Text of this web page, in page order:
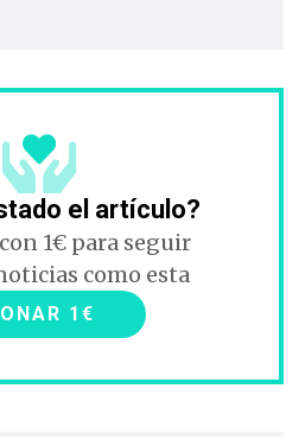
el artículo?
1€ para seguir
como esta
1€